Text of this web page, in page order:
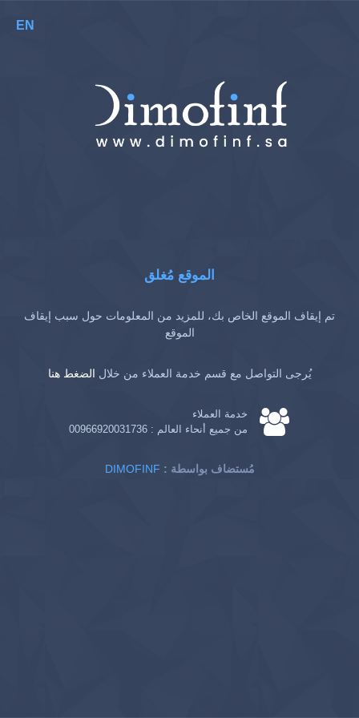
EN
الموقع مُغلق
تم إيقاف الموقع الخاص بك، للمزيد من المعلومات حول سبب إيقاف
الموقع
يُرجى التواصل مع قسم خدمة العملاء من خلال الضغط هنا
خدمة العملاء
من جميع أنحاء العالم : 00966920031736
DIMOFINF : مُستضاف بواسطة